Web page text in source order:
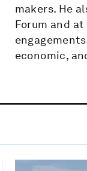
makers. He
Forum and
economic,